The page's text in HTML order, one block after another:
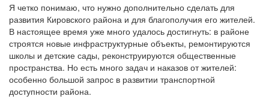
Я четко понимаю, что нужно дополнительно сделать для
развития Кировского района и для благополучия его жителей.
В настоящее время уже много удалось достигнуть: в районе
строятся новые инфраструктурные объекты, ремонтируются
школы и детские сады, реконструируются общественные
пространства. Но есть много задач и наказов от жителей:
особенно большой запрос в развитии транспортной
доступности района.